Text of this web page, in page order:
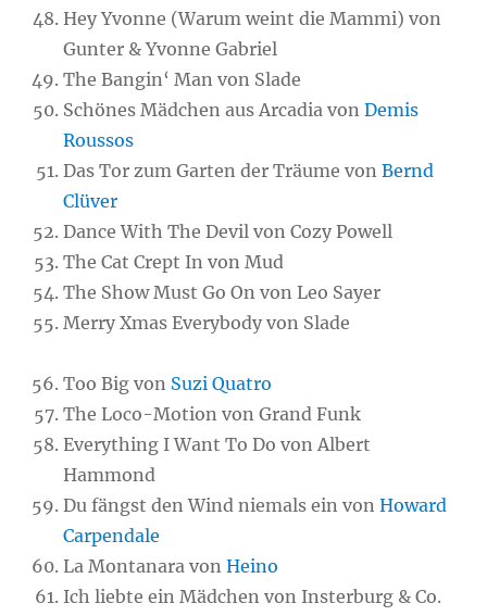
Hey Yvonne (Warum weint die Mammi) von
Gunter & Yvonne Gabriel
The Bangin‘ Man von Slade
Schönes Mädchen aus Arcadia vonDemis
Roussos
Das Tor zum Garten der Träume vonBernd
Clüver
Dance With The Devil von Cozy Powell
The Cat Crept In von Mud
The Show Must Go On von Leo Sayer
Merry Xmas Everybody von Slade
Too Big von Suzi Quatro
The Loco-Motion von Grand Funk
Everything I Want To Do von Albert
Hammond
Du fängst den Wind niemals ein vonHoward
Carpendale
La Montanara vonHeino
Ich liebte ein Mädchen von Insterburg & Co.